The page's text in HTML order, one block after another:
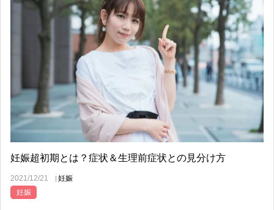
妊娠超初期とは？症状＆生理前症状との見分け方
2021/12/21
妊娠
妊娠